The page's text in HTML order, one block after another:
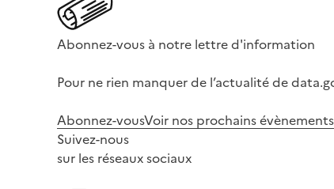
Abonnez-vous à notre lettre d'information
Pour ne rien manquer de l’actualité de
Abonnez-vousVoir nos prochains évènements
Suivez-nous
sur les réseaux sociaux